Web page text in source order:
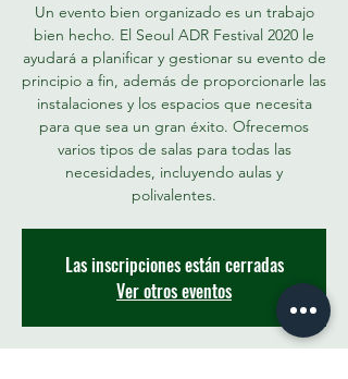
Un evento bien organizado es un trabajo
bien hecho. El Seoul ADR Festival 2020 le
ayudará a planificar y gestionar su evento de
principio a fin, además de proporcionarle las
instalaciones y los espacios que necesita
para que sea un gran éxito. Ofrecemos
varios tipos de salas para todas las
necesidades, incluyendo aulas y
polivalentes.
Las inscripciones están cerradas
Ver otros eventos